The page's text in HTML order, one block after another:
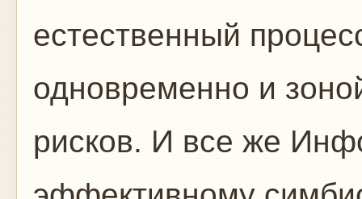
естественный
одновременно и
рисков. И все же